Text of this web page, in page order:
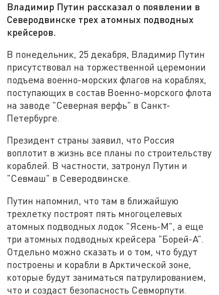
Владимир Путин рассказал о появлении в
Северодвинске трех атомных подводных
крейсеров.
В понедельник, 25 декабря, Владимир Путин
присутствовал на торжественной церемонии
подъема военно-морских флагов на кораблях,
поступающих в состав Военно-морского флота
на заводе "Северная верфь" в Санкт-
Петербурге.
Президент страны заявил, что Россия
воплотит в жизнь все планы по строительству
кораблей. В частности, затронул Путин и
"Севмаш" в Северодвинске.
Путин напомнил, что там в ближайшую
трехлетку построят пять многоцелевых
атомных подводных лодок "Ясень-М", а еще
три атомных подводных крейсера "Борей-А".
Отдельно можно сказать и о том, что будут
построены и корабли в Арктической зоне,
которые будут заниматься патрулированием,
что и создаст безопасность Севморпути.